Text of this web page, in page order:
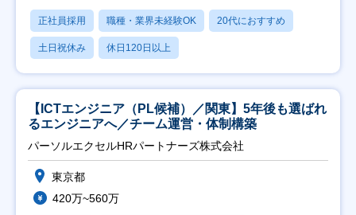
正社員採用 職種・業界未経験OK 20代におすすめ
土日祝休み 休日120日以上
【ICTエンジニア（PL候補）／関東】5年後も選ばれ
るエンジニアへ／チーム運営・体制構築
パーソルエクセルHRパートナーズ株式会社
東京都
420万~560万